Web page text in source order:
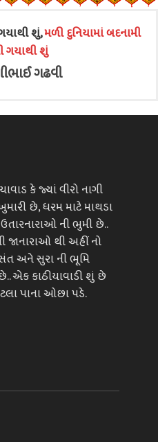
શું,મળી દુનિયામાં બદનામી
ગયાથી શું
ગઢવી
કે જ્યાં વીરો નાગી
છે, ધરમ માટે માથડા
ની ભુમી છે..
થી અહીં નો
અને સુરા ની ભૂમિ
છે.. એક કાઠીયાવાડી શું છે
પાના ઓછા પડે.